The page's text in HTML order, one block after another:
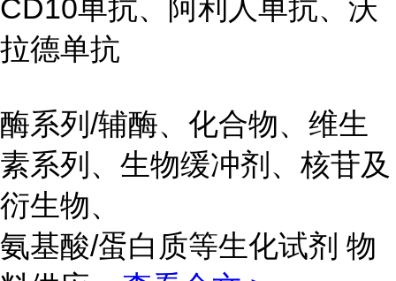
CD10单抗、阿利人单抗、沃
拉德单抗
酶系列/辅酶、化合物、维生
素系列、生物缓冲剂、核苷及
衍生物、
氨基酸/蛋白质等生化试剂 物